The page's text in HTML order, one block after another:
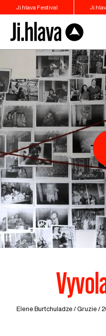
Ji.hlava Festival
Elene Burtchuladze /Gruzie /